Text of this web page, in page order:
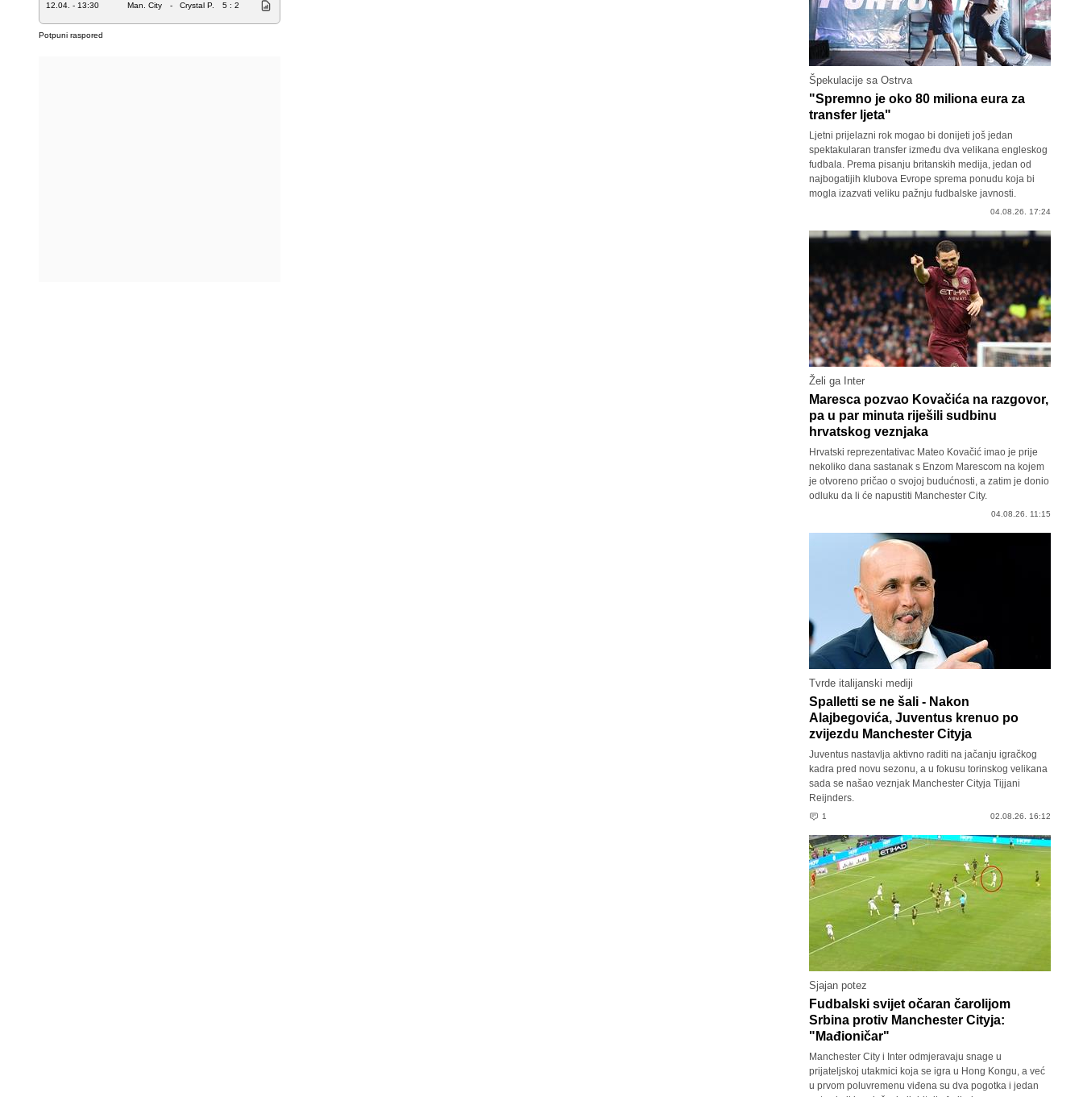
12.04. - 13:30 Man. City - Crystal P. 5 : 2
Potpuni raspored
Špekulacije sa Ostrva
"Spremno je oko 80 miliona eura za
transfer ljeta"
Ljetni prijelazni rok mogao bi donijeti još jedan
spektakularan transfer između dva velikana engleskog
fudbala. Prema pisanju britanskih medija, jedan od
najbogatijih klubova Evrope sprema ponudu koja bi
mogla izazvati veliku pažnju fudbalske javnosti.
04.08.26. 17:24
Želi ga Inter
Maresca pozvao Kovačića na razgovor,
pa u par minuta riješili sudbinu
hrvatskog veznjaka
Hrvatski reprezentativac Mateo Kovačić imao je prije
nekoliko dana sastanak s Enzom Marescom na kojem
je otvoreno pričao o svojoj budućnosti, a zatim je donio
odluku da li će napustiti Manchester City.
04.08.26. 11:15
Tvrde italijanski mediji
Spalletti se ne šali - Nakon
Alajbegovića, Juventus krenuo po
zvijezdu Manchester Cityja
Juventus nastavlja aktivno raditi na jačanju igračkog
kadra pred novu sezonu, a u fokusu torinskog velikana
sada se našao veznjak Manchester Cityja Tijjani
Reijnders.
1 02.08.26. 16:12
Sjajan potez
Fudbalski svijet očaran čarolijom
Srbina protiv Manchester Cityja:
"Mađioničar"
Manchester City i Inter odmjeravaju snage u
prijateljskoj utakmici koja se igra u Hong Kongu, a već
u prvom poluvremenu viđena su dva pogotka i jedan